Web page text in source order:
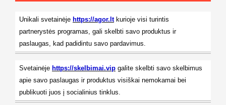
Unikali svetainėje https://agor.ltkurioje visi turintis
partnerystės programas, gali skelbti savo produktus ir
paslaugas, kad padidintu savo pardavimus.
Svetainėje https://skelbimai.vip galite skelbti savo skelbimus
apie savo paslaugas ir produktus visiškai nemokamai bei
publikuoti juos į socialinius tinklus.